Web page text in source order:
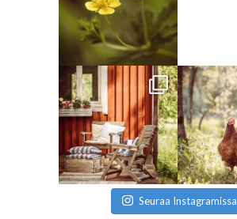
Seuraa Instagramissa